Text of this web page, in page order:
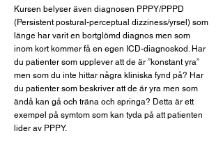
Kursen belyser även diagnosen PPPY/PPPD
(Persistent postural-perceptual dizziness/yrsel) som
länge har varit en bortglömd diagnos men som
inom kort kommer få en egen ICD-diagnoskod. Har
du patienter som upplever att de är ”konstant yra”
men som du inte hittar några kliniska fynd på? Har
du patienter som beskriver att de är yra men som
ändå kan gå och träna och springa? Detta är ett
exempel på symtom som kan tyda på att patienten
lider av PPPY.